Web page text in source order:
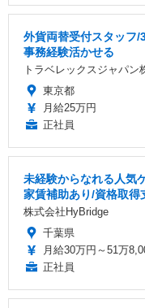
外貨両替受付スタッフ
事務経験活かせる
トラベレックスジャパン
東京都
月給25万円
正社員
未経験からなれる人気
家賃補助あり/資格取得
株式会社HyBridge
千葉県
月給30万円～51万
正社員